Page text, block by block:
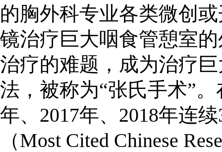
的胸外科专业各类微创
镜治疗巨大咽食管憩室
治疗的难题，成为治疗
法，被称为“张氏手术”
年、2017年、2018年连
（Most Cited Chinese